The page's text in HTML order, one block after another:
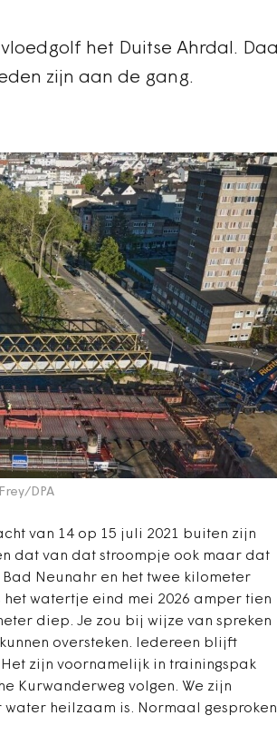
het Duitse Ahrdal.
zijn aan de gang.
DPA
van 14 op 15 juli 2021 buiten zijn
dat van dat stroompje ook maar dat
Neunahr en het twee kilometer
watertje eind mei 2026 amper tien
diep. Je zou bij wijze van spreken
oversteken. Iedereen blijft
zijn voornamelijk in trainingspak
Kurwanderweg volgen. We zijn
heilzaam is. Normaal gesproken